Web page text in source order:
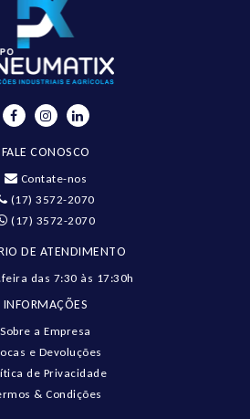
FALE CONOSCO
Contate-nos
(17) 3572-2070
(17) 3572-2070
DE ATENDIMENTO
das 7:30 às 17:30h
INFORMAÇÕES
Sobre a Empresa
e Devoluções
de Privacidade
& Condições